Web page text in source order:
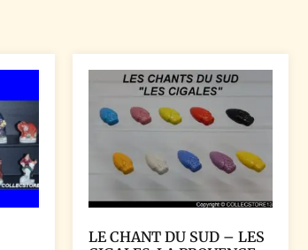
LE CHANT DU SUD – LES